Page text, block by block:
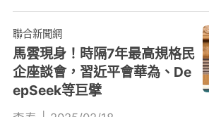
聯合新聞網
馬雲現身！時隔7年最高規格民
企座談會，習近平會華為、De
epSeek等巨擘